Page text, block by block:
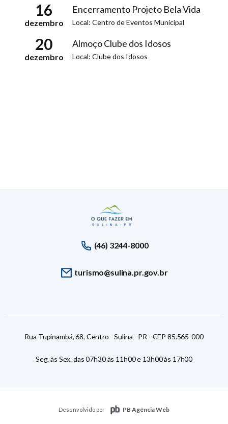
16
dezembro
Encerramento Projeto Bela Vida
Local: Centro de Eventos Municipal
20
dezembro
Almoço Clube dos Idosos
Local: Clube dos Idosos
(46) 3244-8000
turismo@sulina.pr.gov.br
Rua Tupinambá, 68, Centro - Sulina - PR - CEP 85.565-000
Seg. às Sex. das 07h30 às 11h00 e 13h00 às 17h00
Desenvolvido por PB Agência Web